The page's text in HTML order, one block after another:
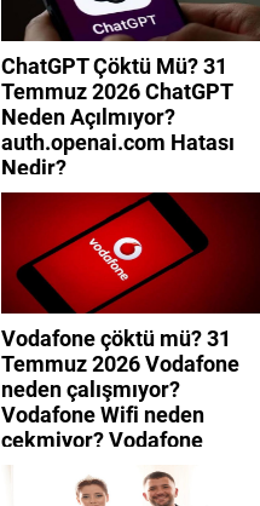
ChatGPT Çöktü Mü? 31
Temmuz 2026 ChatGPT
Neden Açılmıyor?
auth.openai.com Hatası
Nedir?
Vodafone çöktü mü? 31
Temmuz 2026 Vodafone
neden çalışmıyor?
Vodafone Wifi neden
çekmiyor? Vodafone
mobil uygulamaya neden
giremiyorum?